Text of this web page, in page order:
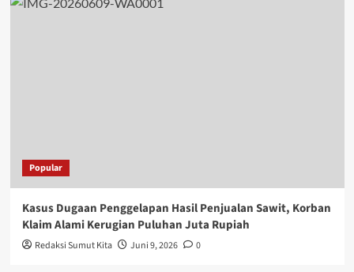
Popular
Kasus Dugaan Penggelapan Hasil Penjualan Sawit, Korban
Klaim Alami Kerugian Puluhan Juta Rupiah
Redaksi Sumut Kita Juni 9, 2026 0